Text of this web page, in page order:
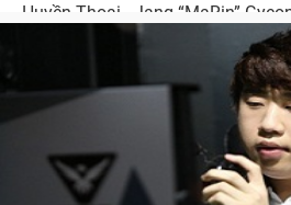
Huyền Thoại - Jang “MaRin”